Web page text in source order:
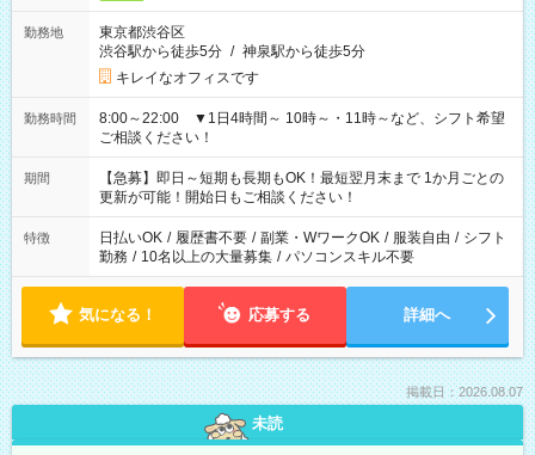
勤務地
東京都渋谷区
渋谷駅から徒歩5分 / 神泉駅から徒歩5分
キレイなオフィスです
勤務時間
8:00～22:00 ▼1日4時間～ 10時～・11時～など、シフト希望
ご相談ください！
期間
【急募】即日～短期も長期もOK！最短翌月末まで 1か月ごとの
更新が可能！開始日もご相談ください！
特徴 日払いOK / 履歴書不要 / 副業・WワークOK / 服装自由 / シフト
勤務 / 10名以上の大量募集 / パソコンスキル不要
気になる！ 応募する 詳細へ
掲載日：2026.08.07
未読